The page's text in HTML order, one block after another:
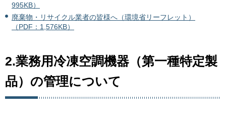
995KB）
廃棄物・リサイクル業者の皆様へ（環境省リーフレット）
（PDF：1,576KB）
2.業務用冷凍空調機器（第一種特定製
品）の管理について